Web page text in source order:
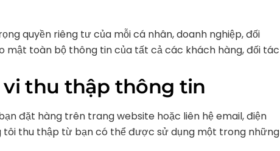
quyền riêng tư của mỗi cá nhân, doanh nghiệp, đối
mật toàn bộ thông tin của tất cả các khách hàng, đối tác
vi thu thập thông tin
đặt hàng trên trang website hoặc liên hệ email, điện
tôi thu thập từ bạn có thể được sử dụng một trong những